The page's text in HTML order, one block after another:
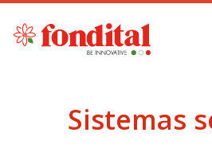
Sistemas